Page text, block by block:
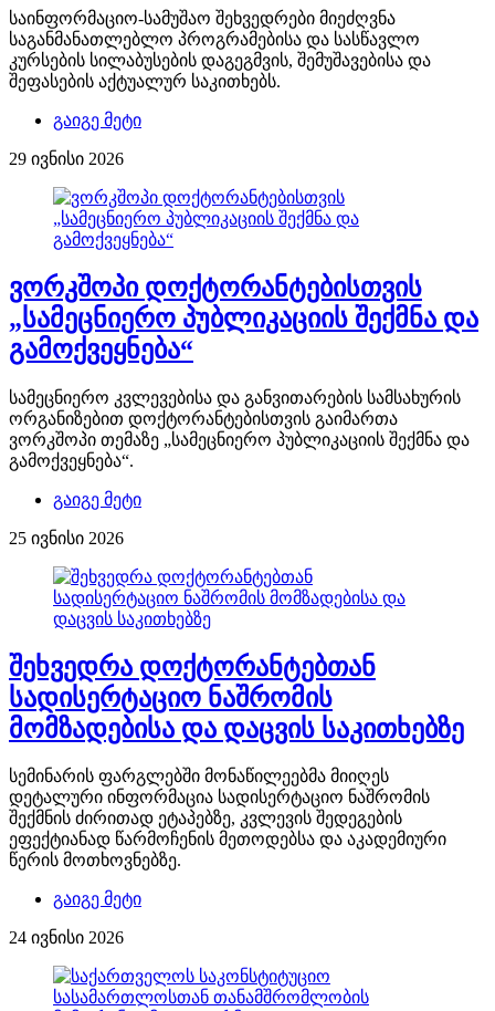
საინფორმაციო-სამუშაო შეხვედრები მიეძღვნა
საგანმანათლებლო პროგრამებისა და სასწავლო
კურსების სილაბუსების დაგეგმვის, შემუშავებისა და
შეფასების აქტუალურ საკითხებს.
გაიგე მეტი
29 ივნისი 2026
ვორკშოპი დოქტორანტებისთვის
„სამეცნიერო პუბლიკაციის შექმნა და
გამოქვეყნება“
სამეცნიერო კვლევებისა და განვითარების სამსახურის
ორგანიზებით დოქტორანტებისთვის გაიმართა
ვორკშოპი თემაზე „სამეცნიერო პუბლიკაციის შექმნა და
გამოქვეყნება“.
გაიგე მეტი
25 ივნისი 2026
შეხვედრა დოქტორანტებთან
სადისერტაციო ნაშრომის
მომზადებისა და დაცვის საკითხებზე
სემინარის ფარგლებში მონაწილეებმა მიიღეს
დეტალური ინფორმაცია სადისერტაციო ნაშრომის
შექმნის ძირითად ეტაპებზე, კვლევის შედეგების
ეფექტიანად წარმოჩენის მეთოდებსა და აკადემიური
წერის მოთხოვნებზე.
გაიგე მეტი
24 ივნისი 2026